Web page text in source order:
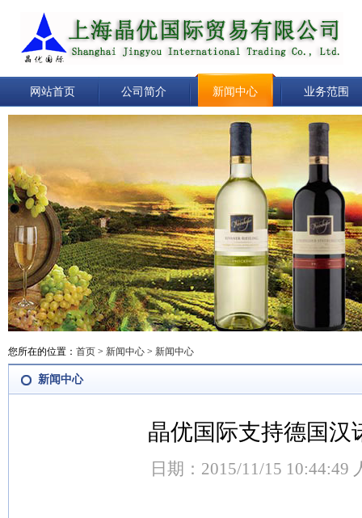
网站首页 公司简介 新闻中心 业务范围
您所在的位置： 首页 > 新闻中心 > 新闻中心
新闻中心
晶优国际支持德国汉
日期：2015/11/15 10:44:49